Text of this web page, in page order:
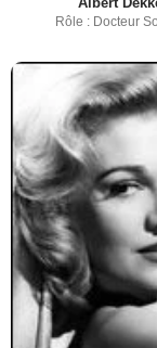
Rôle : Docteur